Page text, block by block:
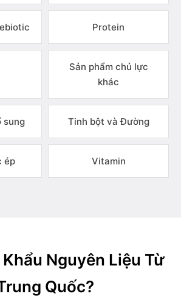
Protein
Sản phẩm chủ lực
khác
sung Tinh bột và Đường
ép Vitamin
Nguyên Liệu Từ
Quốc?